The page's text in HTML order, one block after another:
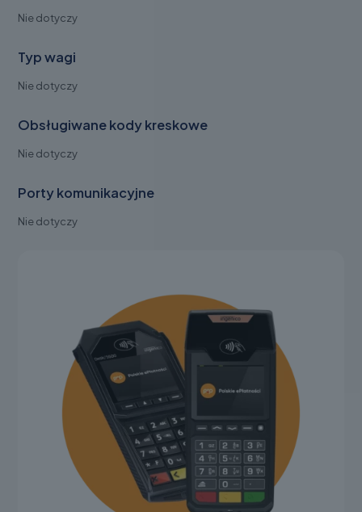
Nie dotyczy
Typ wagi
Nie dotyczy
Obsługiwane kody kreskowe
Nie dotyczy
Porty komunikacyjne
Nie dotyczy